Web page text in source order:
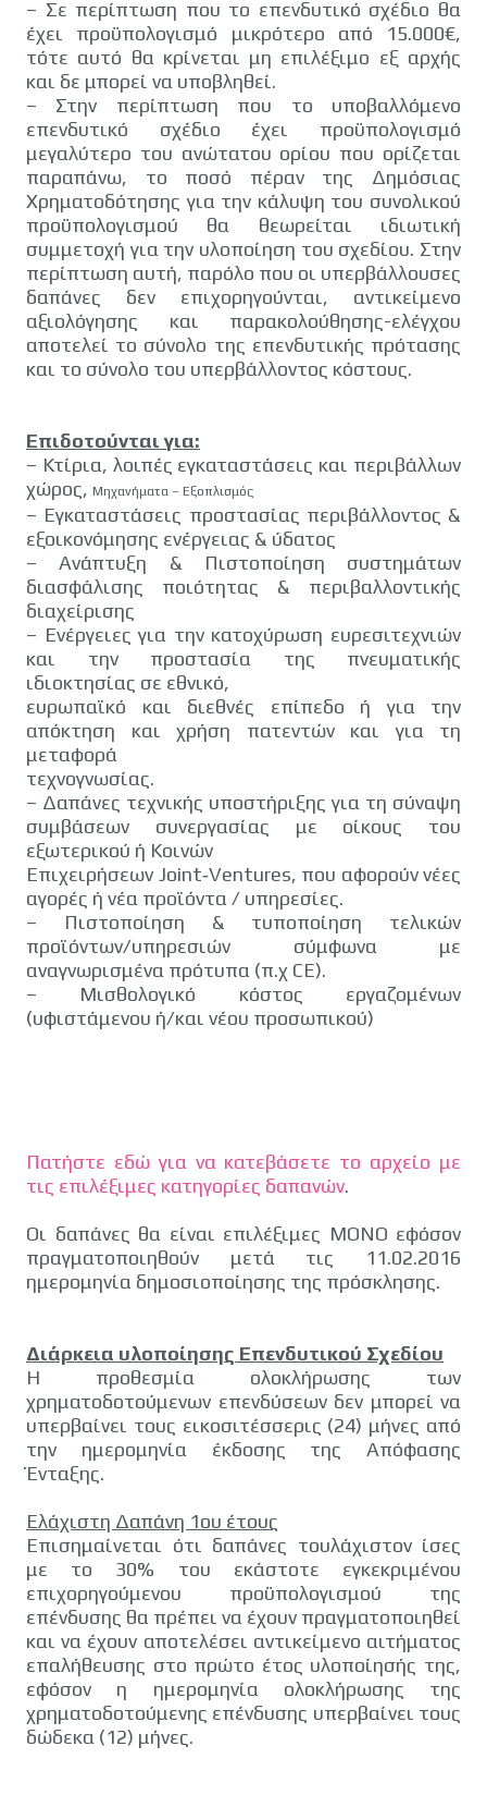
– Σε περίπτωση που το επενδυτικό σχέδιο θα
έχει προϋπολογισμό μικρότερο από 15.000€,
τότε αυτό θα κρίνεται μη επιλέξιμο εξ αρχής
και δε μπορεί να υποβληθεί.
– Στην περίπτωση που το υποβαλλόμενο
επενδυτικό σχέδιο έχει προϋπολογισμό
μεγαλύτερο του ανώτατου ορίου που ορίζεται
παραπάνω, το ποσό πέραν της Δημόσιας
Χρηματοδότησης για την κάλυψη του συνολικού
προϋπολογισμού θα θεωρείται ιδιωτική
συμμετοχή για την υλοποίηση του σχεδίου. Στην
περίπτωση αυτή, παρόλο που οι υπερβάλλουσες
δαπάνες δεν επιχορηγούνται, αντικείμενο
αξιολόγησης και παρακολούθησης-ελέγχου
αποτελεί το σύνολο της επενδυτικής πρότασης
και το σύνολο του υπερβάλλοντος κόστους.
Επιδοτούνται για:
– Κτίρια, λοιπές εγκαταστάσεις και περιβάλλων
χώρος, Μηχανήματα – Εξοπλισμός
– Εγκαταστάσεις προστασίας περιβάλλοντος &
εξοικονόμησης ενέργειας & ύδατος
– Ανάπτυξη & Πιστοποίηση συστημάτων
διασφάλισης ποιότητας & περιβαλλοντικής
διαχείρισης
– Ενέργειες για την κατοχύρωση ευρεσιτεχνιών
και την προστασία της πνευματικής
ιδιοκτησίας σε εθνικό,
ευρωπαϊκό και διεθνές επίπεδο ή για την
απόκτηση και χρήση πατεντών και για τη
μεταφορά
τεχνογνωσίας.
– Δαπάνες τεχνικής υποστήριξης για τη σύναψη
συμβάσεων συνεργασίας με οίκους του
εξωτερικού ή Κοινών
Επιχειρήσεων Joint‐Ventures, που αφορούν νέες
αγορές ή νέα προϊόντα / υπηρεσίες.
– Πιστοποίηση & τυποποίηση τελικών
προϊόντων/υπηρεσιών σύμφωνα με
αναγνωρισμένα πρότυπα (π.χ CE).
– Μισθολογικό κόστος εργαζομένων
(υφιστάμενου ή/και νέου προσωπικού)
Πατήστε εδώ για να κατεβάσετε το αρχείο με
τις επιλέξιμες κατηγορίες δαπανών.
Οι δαπάνες θα είναι επιλέξιμες ΜΟΝΟ εφόσον
πραγματοποιηθούν μετά τις 11.02.2016
ημερομηνία δημοσιοποίησης της πρόσκλησης.
Διάρκεια υλοποίησης Επενδυτικού Σχεδίου
Η προθεσμία ολοκλήρωσης των
χρηματοδοτούμενων επενδύσεων δεν μπορεί να
υπερβαίνει τους εικοσιτέσσερις (24) μήνες από
την ημερομηνία έκδοσης της Απόφασης
Ένταξης.
Ελάχιστη Δαπάνη 1ου έτους
Επισημαίνεται ότι δαπάνες τουλάχιστον ίσες
με το 30% του εκάστοτε εγκεκριμένου
επιχορηγούμενου προϋπολογισμού της
επένδυσης θα πρέπει να έχουν πραγματοποιηθεί
και να έχουν αποτελέσει αντικείμενο αιτήματος
επαλήθευσης στο πρώτο έτος υλοποίησής της,
εφόσον η ημερομηνία ολοκλήρωσης της
χρηματοδοτούμενης επένδυσης υπερβαίνει τους
δώδεκα (12) μήνες.